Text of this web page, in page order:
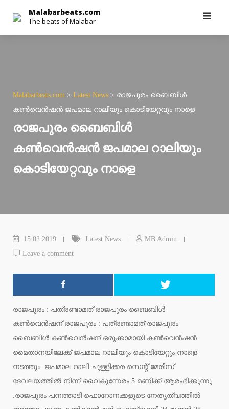
content
Malabarbeats.com
The beats of Malabar
Malabarbeats.com > Latest News > രാജപുരം ബൈബിള്‍
കണ്‍വെന്‍ഷന്‍ ജപമാല റാലിയും കൊടിയേറ്റവും നാളെ
രാജപുരം ബൈബിള്‍
കണ്‍വെന്‍ഷന്‍ ജപമാല റാലിയും
കൊടിയേറ്റവും നാളെ
15.02.2019 Latest News
MB Admin
Leave a comment
രാജപുരം : പത്രണ്ടാമത് രാജപുരം ബൈബിള്‍
കണ്‍വെന്‍ഷന് രാജപുരം : പത്രണ്ടാമത് രാജപുരം
ബൈബിള്‍ കണ്‍വെന്‍ഷന് ഒരുക്കാമായി കണ്‍വെന്‍ഷന്‍
മൈതാനയിലേക്ക് ജപമാല റാലിയും കൊടിയേറ്റും നാളെ
നടത്തും. ജപമാല റാലി ചുള്ളിക്കര സെന്റ് മേരീസ്
ദേവലയത്തില്‍ നിന്ന് വൈകുന്നേരം 5 മണിക്ക് ആരംഭിക്കുന്നു
.രാജപുരം പനത്താടി ഫൊറോനക്കളുടെ നേതൃത്വത്തില്‍